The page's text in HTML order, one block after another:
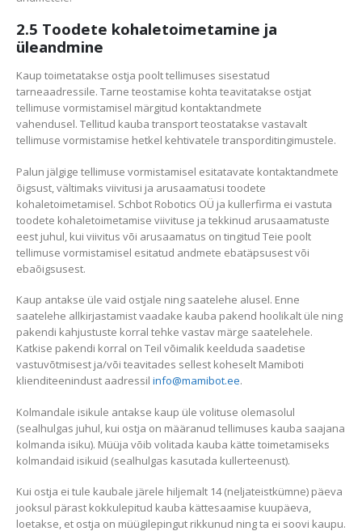
2.5 Toodete kohaletoimetamine ja
üleandmine
Kaup toimetatakse ostja poolt tellimuses sisestatud
tarneaadressile. Tarne teostamise kohta teavitatakse ostjat
tellimuse vormistamisel märgitud kontaktandmete
vahendusel. Tellitud kauba transport teostatakse vastavalt
tellimuse vormistamise hetkel kehtivatele transporditingimustele.
Palun jälgige tellimuse vormistamisel esitatavate kontaktandmete
õigsust, vältimaks viivitusi ja arusaamatusi toodete
kohaletoimetamisel. Schbot Robotics OÜ ja kullerfirma ei vastuta
toodete kohaletoimetamise viivituse ja tekkinud arusaamatuste
eest juhul, kui viivitus või arusaamatus on tingitud Teie poolt
tellimuse vormistamisel esitatud andmete ebatäpsusest või
ebaõigsusest.
Kaup antakse üle vaid ostjale ning saatelehe alusel. Enne
saatelehe allkirjastamist vaadake kauba pakend hoolikalt üle ning
pakendi kahjustuste korral tehke vastav märge saatelehele.
Katkise pakendi korral on Teil võimalik keelduda saadetise
vastuvõtmisest ja/või teavitades sellest koheselt Mamiboti
klienditeenindust aadressil info@mamibot.ee.
Kolmandale isikule antakse kaup üle volituse olemasolul
(sealhulgas juhul, kui ostja on määranud tellimuses kauba saajana
kolmanda isiku). Müüja võib volitada kauba kätte toimetamiseks
kolmandaid isikuid (sealhulgas kasutada kullerteenust).
Kui ostja ei tule kaubale järele hiljemalt 14 (neljateistkümne) päeva
jooksul pärast kokkulepitud kauba kättesaamise kuupäeva,
loetakse, et ostja on müügilepingut rikkunud ning ta ei soovi kaupu.